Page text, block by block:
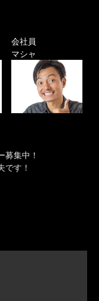
会社員
マシャ
募集中！
です！